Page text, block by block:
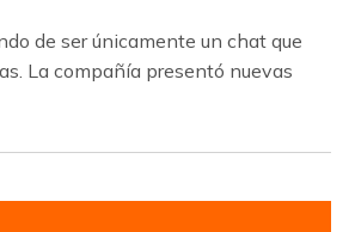
de ser únicamente un chat que
La compañía presentó nuevas